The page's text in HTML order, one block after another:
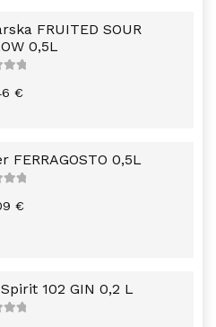
FRUITED SOUR
0,5L
€
FERRAGOSTO 0,5L
€
102 GIN 0,2 L